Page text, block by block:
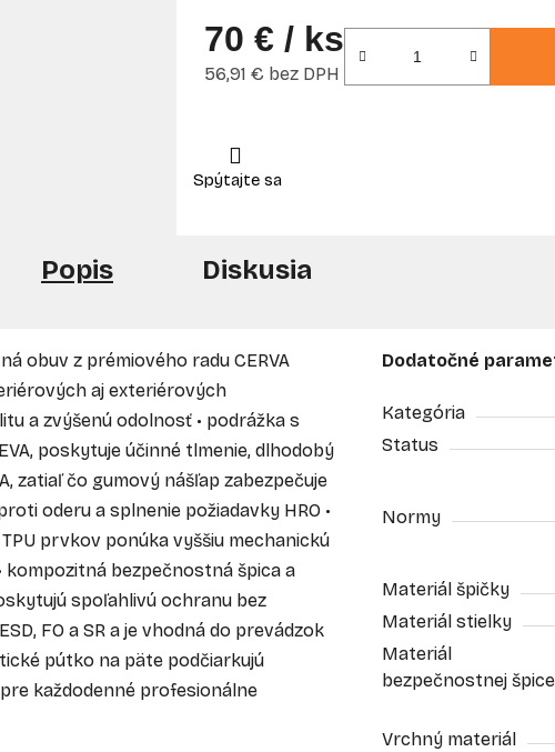
70 € / ks
56,91 € bez DPH
Popis Diskusia
obuv z prémiového radu CERVA
aj exteriérových
a zvýšenú odolnosť • podrážka s
poskytuje účinné tlmenie, dlhodobý
zatiaľ čo gumový nášľap zabezpečuje
oderu a splnenie požiadavky HRO •
prvkov ponúka vyššiu mechanickú
bezpečnostná špica a
spoľahlivú ochranu bez
FO a SR a je vhodná do prevádzok
pútko na päte podčiarkujú
každodenné profesionálne
Dodatočné
Kategória
Status
Normy
Materiál špičky
Materiál stielky
Materiál
bezpečnostnej špice
Vrchný materiál